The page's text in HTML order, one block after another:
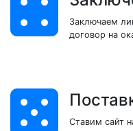
Заключаем
договор на
Ставим сайт